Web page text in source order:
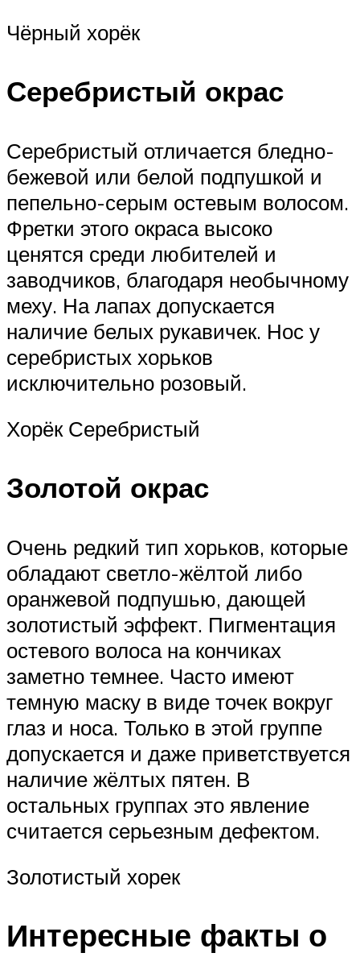
Чёрный хорёк
Серебристый окрас
Серебристый отличается бледно-
бежевой или белой подпушкой и
пепельно-серым остевым волосом.
Фретки этого окраса высоко
ценятся среди любителей и
заводчиков, благодаря необычному
меху. На лапах допускается
наличие белых рукавичек. Нос у
серебристых хорьков
исключительно розовый.
Хорёк Серебристый
Золотой окрас
Очень редкий тип хорьков, которые
обладают светло-жёлтой либо
оранжевой подпушью, дающей
золотистый эффект. Пигментация
остевого волоса на кончиках
заметно темнее. Часто имеют
темную маску в виде точек вокруг
глаз и носа. Только в этой группе
допускается и даже приветствуется
наличие жёлтых пятен. В
остальных группах это явление
считается серьезным дефектом.
Золотистый хорек
Интересные факты о